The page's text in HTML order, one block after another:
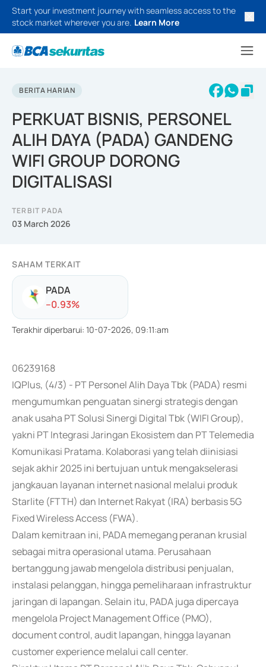
Start your investment journey with seamless access to the
stock market wherever you are. Learn More
BERITA HARIAN
PERKUAT BISNIS, PERSONEL
ALIH DAYA (PADA) GANDENG
WIFI GROUP DORONG
DIGITALISASI
TERBIT PADA
03 March 2026
SAHAM TERKAIT
PADA
--0.93%
Terakhir diperbarui: 10-07-2026, 09:11:am
06239168
IQPlus, (4/3) - PT Personel Alih Daya Tbk (PADA) resmi
mengumumkan penguatan sinergi strategis dengan
anak usaha PT Solusi Sinergi Digital Tbk (WIFI Group),
yakni PT Integrasi Jaringan Ekosistem dan PT Telemedia
Komunikasi Pratama. Kolaborasi yang telah diinisiasi
sejak akhir 2025 ini bertujuan untuk mengakselerasi
jangkauan layanan internet nasional melalui produk
Starlite (FTTH) dan Internet Rakyat (IRA) berbasis 5G
Fixed Wireless Access (FWA).
Dalam kemitraan ini, PADA memegang peranan krusial
sebagai mitra operasional utama. Perusahaan
bertanggung jawab mengelola distribusi penjualan,
instalasi pelanggan, hingga pemeliharaan infrastruktur
jaringan di lapangan. Selain itu, PADA juga dipercaya
mengelola Project Management Office (PMO),
document control, audit lapangan, hingga layanan
customer experience melalui call center.